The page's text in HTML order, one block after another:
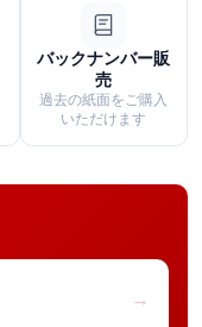
バックナンバー販
売
過去の紙面をご購入
いただけます
→